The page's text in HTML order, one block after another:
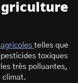
telles que
toxiques
très polluantes,
climat.